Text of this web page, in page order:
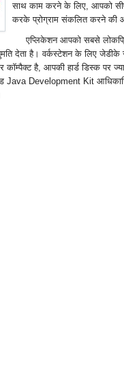
साथ काम करने के लिए, आपको
करके प्रोग्राम संकलित करने की
एप्लिकेशन आपको सबसे
देता है। वर्कस्टेशन के लिए जेडीके
कॉम्पैक्ट है, आपकी हार्ड डिस्क पर
Java Development Kit